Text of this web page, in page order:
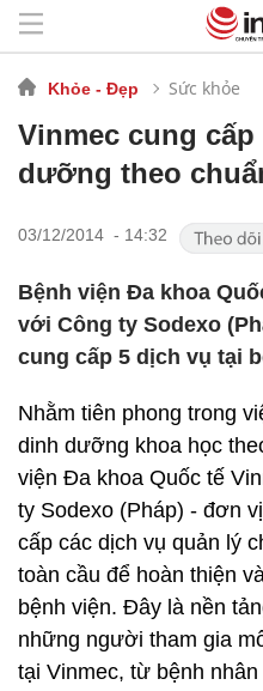
Khỏe - Đẹp Sức khỏe
Vinmec cung
dưỡng theo
03/12/2014 - 14:32
Bệnh viện Đa khoa
với Công ty Sodexo
cung cấp 5 dịch vụ tại
Nhằm tiên phong trong
dinh dưỡng khoa học
viện Đa khoa Quốc tế
ty Sodexo (Pháp) - đơn
cấp các dịch vụ quản lý
toàn cầu để hoàn thiện
bệnh viện. Đây là nền
những người tham gia
tại Vinmec, từ bệnh